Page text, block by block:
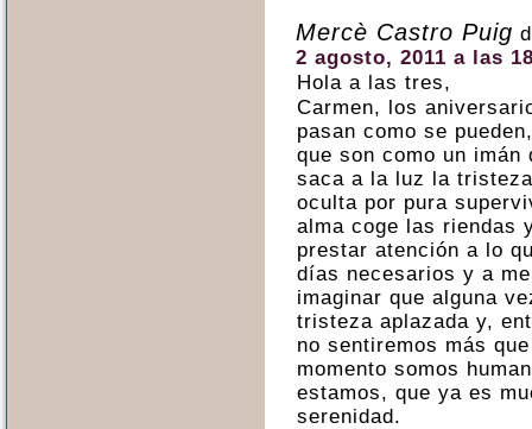
Mercè Castro Puig
2 agosto, 2011 a las
Hola a las tres,
Carmen, los
pasan como se
que son como un imán
saca a la luz la
oculta por pura
alma coge las riendas
prestar atención a lo
días necesarios y a
imaginar que alguna
tristeza aplazada y,
no sentiremos más
momento somos
estamos, que ya es
serenidad.